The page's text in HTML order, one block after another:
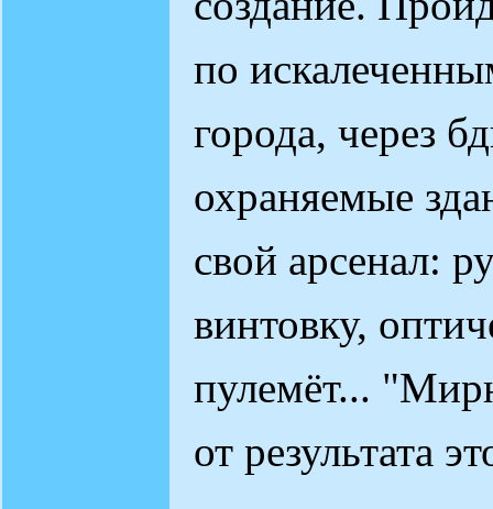
по
города, через
охраняемые
свой арсенал:
винтовку,
пулемёт...
от результата